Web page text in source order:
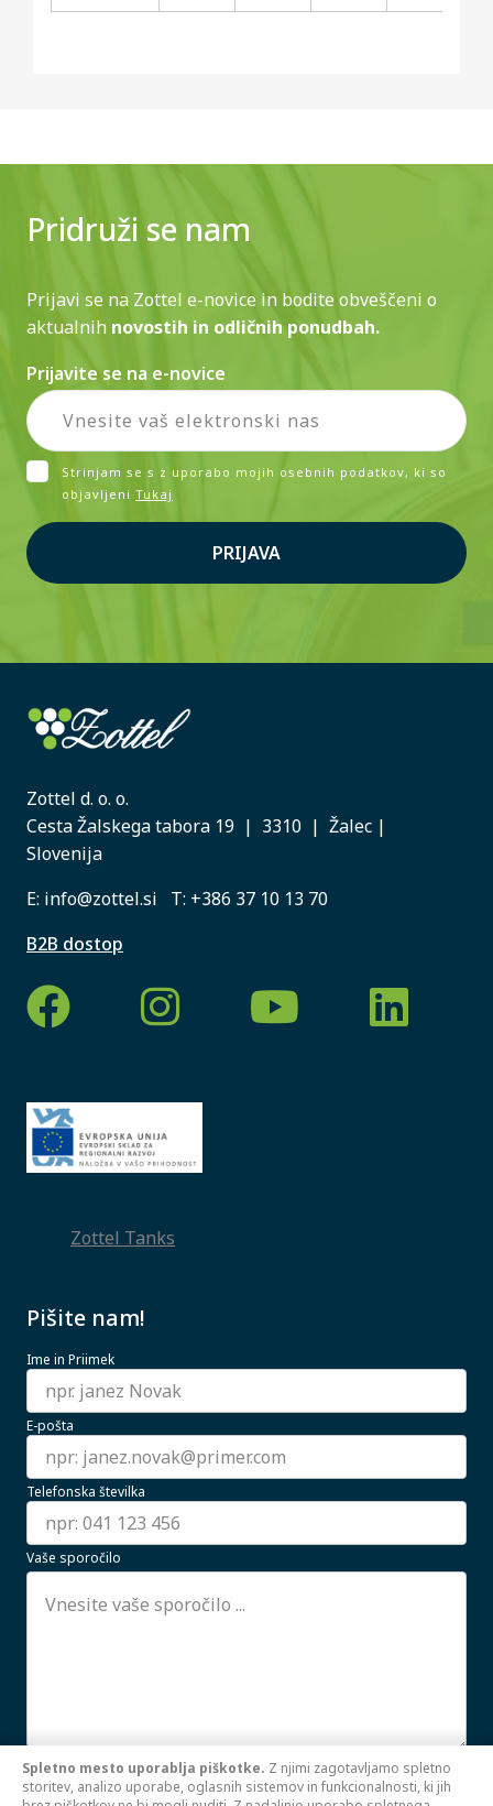
Pridruži se nam
Prijavi se na Zottel e-novice in bodite obveščeni o
aktualnih novostih in odličnih ponudbah.
Prijavite se na e-novice
Strinjam se s z uporabo mojih osebnih podatkov, ki so
objavljeni Tukaj
PRIJAVA
Zottel d. o. o.
Cesta Žalskega tabora 19 | 3310 | Žalec |
Slovenija
E: info@zottel.si T: +386 37 10 13 70
B2B dostop
Zottel Tanks
Pišite nam!
Ime in Priimek
E-pošta
Telefonska številka
Vaše sporočilo
Strinjam se z uporabo mojih osebnih podatkov.
PREBERI VEČ
Spletno mesto uporablja piškotke. Z njimi zagotavljamo spletno
storitev, analizo uporabe, oglasnih sistemov in funkcionalnosti, ki jih